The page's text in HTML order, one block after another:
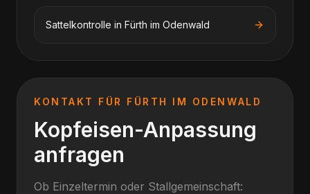
Sattelkontrolle in Fürth im Odenwald
KONTAKT FÜR FÜRTH IM ODENWALD
Kopfeisen-Anpassung
anfragen
Ob Einzeltermin oder Stallgemeinschaft: